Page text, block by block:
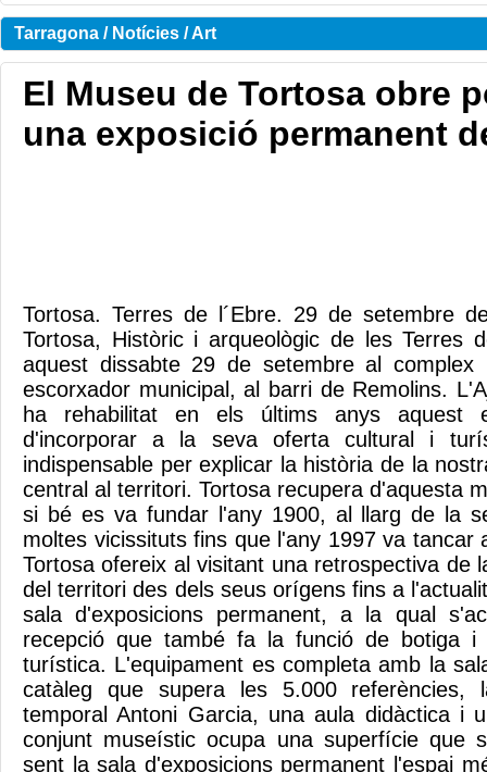
Tarragona / Notícies / Art
El Museu de Tortosa obre
una exposició permanent
Tortosa. Terres de l´Ebre. 29 de setembre
Tortosa, Històric i arqueològic de les Terres
aquest dissabte 29 de setembre al complex
escorxador municipal, al barri de Remolins.
ha rehabilitat en els últims anys aquest
d'incorporar a la seva oferta cultural i
indispensable per explicar la història de la
central al territori. Tortosa recupera d'aquesta
si bé es va fundar l'any 1900, al llarg de la
moltes vicissituts fins que l'any 1997 va tancar
Tortosa ofereix al visitant una retrospectiva de
del territori des dels seus orígens fins a
sala d'exposicions permanent, a la qual
recepció que també fa la funció de botiga i
turística. L'equipament es completa amb la
catàleg que supera les 5.000 referències,
temporal Antoni Garcia, una aula didàctica i
conjunt museístic ocupa una superfície que
sent la sala d'exposicions permanent l'espai